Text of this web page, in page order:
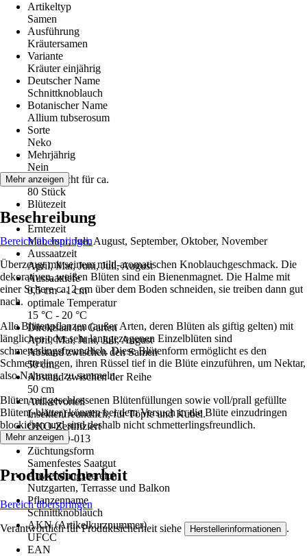
Artikeltyp
Samen
Ausführung
Kräutersamen
Variante
Kräuter einjährig
Deutscher Name
Schnittknoblauch
Botanischer Name
Allium tubserosum
Sorte
Neko
Mehrjährig
Nein
Inhalt reicht für ca.
80 Stück
Blütezeit
-
Erntezeit
Mai, Juni, Juli, August, September, Oktober, November
Aussaatzeit
April, Mai, Juni, Juli, August
Aussaattiefe
0,5 cm - 1 cm
optimale Temperatur
15 °C - 20 °C
Direktsaat im Garten
April, Mai, Juni, Juli, August
Abstand zwischen den Samen
50 cm
Abstand zwischen der Reihe
50 cm
Artikelvorteil
Insektenfreundlich, für Töpfe und Kübel.
ÖKO-Zertifiziert
DE-ÖKO-013
Züchtungsform
Samenfestes Saatgut
Anwendungsbereich
Nutzgarten, Terrasse und Balkon
Pflanzenname
Schnittknoblauch
AKN (Artikelkurznummer)
UFCC
EAN
Mehr anzeigen
Beschreibung
Bereich überspringen
Überzeugt mit seinem mild-aromatischen Knoblauchgeschmack. Die
dekorativen, weißen Blüten sind ein Bienenmagnet. Die Halme mit
einer Schere ca. 2 cm über dem Boden schneiden, sie treiben dann gut
nach.
Alle Blütenpflanzen (außer Arten, deren Blüten als giftig gelten) mit
länglichen oder sehr langgezogenen Einzelblüten sind
schmetterlingsfreundlich. Diese Blütenform ermöglicht es den
Schmetterlingen, ihren Rüssel tief in die Blüte einzuführen, um Nektar,
also Nahrung, zu sammeln.
Blüten mit geschlossenen Blütenfüllungen sowie voll/prall gefüllte
Blüten(-blätter) können bei dem Versuch in die Blüte einzudringen
blockieren und sind deshalb nicht schmetterlingsfreundlich.
Mehr anzeigen
Produktsicherheit
Bereich überspringen
Verantwortlich für Produktsicherheit siehe Herstellerinformationen .